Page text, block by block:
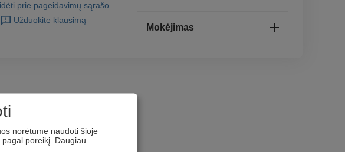
prie pageidavimų sąrašo
Užduokite klausimą
Mokėjimas
norėtume naudoti šioje
poreikį. Daugiau